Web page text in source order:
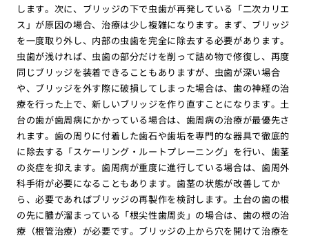
します。次に、ブリッジの下で虫歯が再発している「二次カリエ
ス」が原因の場合、治療は少し複雑になります。まず、ブリッジ
を一度取り外し、内部の虫歯を完全に除去する必要があります。
虫歯が浅ければ、虫歯の部分だけを削って詰め物で修復し、再度
同じブリッジを装着できることもありますが、虫歯が深い場合
や、ブリッジを外す際に破損してしまった場合は、歯の神経の治
療を行った上で、新しいブリッジを作り直すことになります。土
台の歯が歯周病にかかっている場合は、歯周病の治療が最優先さ
れます。歯の周りに付着した歯石や歯垢を専門的な器具で徹底的
に除去する「スケーリング・ルートプレーニング」を行い、歯茎
の炎症を抑えます。歯周病が重度に進行している場合は、歯周外
科手術が必要になることもあります。歯茎の状態が改善してか
ら、必要であればブリッジの再製作を検討します。土台の歯の根
の先に膿が溜まっている「根尖性歯周炎」の場合は、歯の根の治
療（根管治療）が必要です。ブリッジの上から穴を開けて治療を